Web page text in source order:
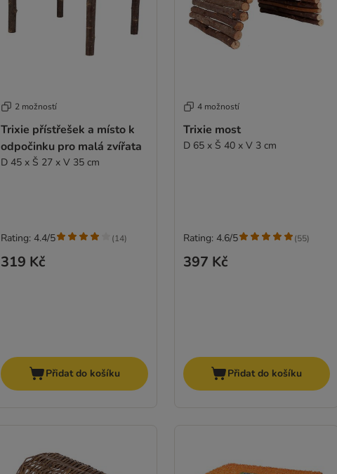
2 možností
Trixie přístřešek a místo k
odpočinku pro malá zvířata
D 45 x Š 27 x V 35 cm
319 Kč
Rating: 4.4/5 (14)
Přidat do košíku
4 možností
Trixie most
D 65 x Š 40 x V 3 cm
397 Kč
Rating: 4.6/5 (55)
Přidat do košíku